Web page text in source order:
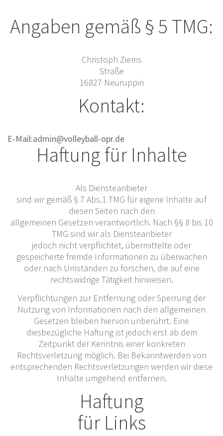
Angaben gemäß § 5 TMG:
Christoph Ziems
Straße
16827 Neuruppin
Kontakt:
E-Mail:admin@volleyball-opr.de
Haftung für Inhalte
Als Diensteanbieter
sind wir gemäß § 7 Abs.1 TMG für eigene Inhalte auf
diesen Seiten nach den
allgemeinen Gesetzen verantwortlich. Nach §§ 8 bis 10
TMG sind wir als Diensteanbieter
jedoch nicht verpflichtet, übermittelte oder
gespeicherte fremde Informationen zu überwachen
oder nach Umständen zu forschen, die auf eine
rechtswidrige Tätigkeit hinweisen.
Verpflichtungen zur Entfernung oder Sperrung der
Nutzung von Informationen nach den allgemeinen
Gesetzen bleiben hiervon unberührt. Eine
diesbezügliche Haftung ist jedoch erst ab dem
Zeitpunkt der Kenntnis einer konkreten
Rechtsverletzung möglich. Bei Bekanntwerden von
entsprechenden Rechtsverletzungen werden wir diese
Inhalte umgehend entfernen.
Haftung
für Links